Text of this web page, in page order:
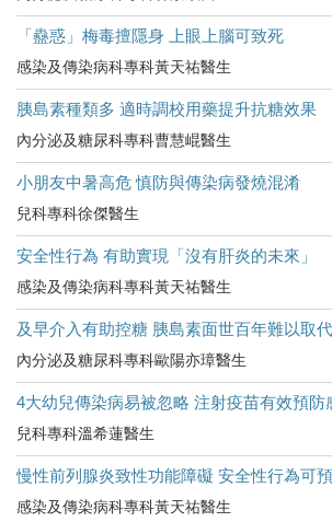
「蠱惑」梅毒擅隱身 上眼上腦可致死
感染及傳染病科專科黃天祐醫生
胰島素種類多 適時調校用藥提升抗糖效果
內分泌及糖尿科專科曹慧崐醫生
小朋友中暑高危​ 慎防與傳染病發燒混淆
兒科專科徐傑醫生
安全性行為 有助實現「沒有肝炎的未來」
感染及傳染病科專科黃天祐醫生
及早介入有助控糖 胰島素面世百年難以取代
內分泌及糖尿科專科歐陽亦璋醫生
4大幼兒傳染病易被忽略 注射疫苗有效預防
兒科專科溫希蓮醫生
慢性前列腺炎致性功能障礙 安全性行為可
感染及傳染病科專科黃天祐醫生